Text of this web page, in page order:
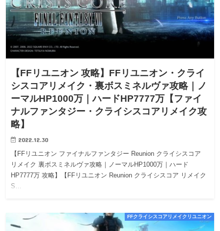
【FFリユニオン 攻略】FFリユニオン・クライ
シスコアリメイク・裏ボスミネルヴァ攻略｜ノ
ーマルHP1000万｜ハードHP7777万【ファイ
ナルファンタジー・クライシスコアリメイク攻
略】
2022.12.30
【FFリユニオン ファイナルファンタジー Reunion クライシスコア
リメイク 裏ボスミネルヴァ攻略｜ノーマルHP1000万｜ハード
HP7777万 攻略】【FFリユニオン Reunion クライシスコア リメイク
S…
FFクライシスコアリメイクリユニオン